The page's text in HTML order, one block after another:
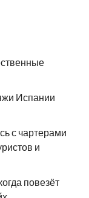
Испании
с чартерами
и
повезёт